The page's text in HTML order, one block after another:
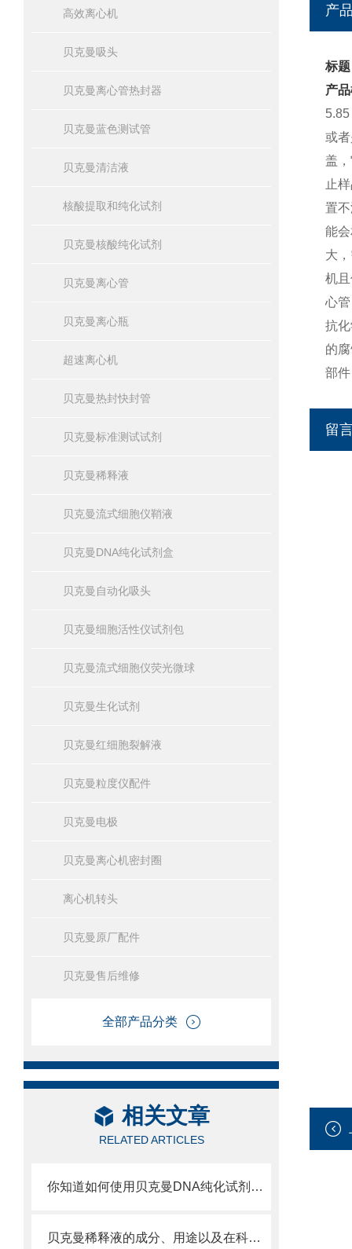
高效离心机
贝克曼吸头
贝克曼离心管热封器
贝克曼蓝色测试管
贝克曼清洁液
核酸提取和纯化试剂
贝克曼核酸纯化试剂
贝克曼离心管
贝克曼离心瓶
超速离心机
贝克曼热封快封管
贝克曼标准测试试剂
贝克曼稀释液
贝克曼流式细胞仪鞘液
贝克曼DNA纯化试剂盒
贝克曼自动化吸头
贝克曼细胞活性仪试剂包
贝克曼流式细胞仪荧光微球
贝克曼生化试剂
贝克曼红细胞裂解液
贝克曼粒度仪配件
贝克曼电极
贝克曼离心机密封圈
离心机转头
贝克曼原厂配件
贝克曼售后维修
全部产品分类
相关文章
RELATED ARTICLES
你知道如何使用贝克曼DNA纯化试剂盒从动物组织中提取基因组DNA吗？
贝克曼稀释液的成分、用途以及在科学研究中的重要性
产
标
产
或
盖
止
置
能
大
机
心
抗
的
部
留